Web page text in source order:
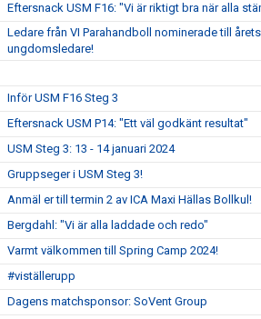
Eftersnack USM F16: "Vi är riktigt bra när alla
Ledare från VI Parahandboll nominerade till årets
ungdomsledare!
Inför USM F16 Steg 3
Eftersnack USM P14: "Ett väl godkänt resultat"
USM Steg 3: 13 - 14 januari 2024
Gruppseger i USM Steg 3!
Anmäl er till termin 2 av ICA Maxi Hällas Bollkul!
Bergdahl: "Vi är alla laddade och redo"
Varmt välkommen till Spring Camp 2024!
#viställerupp
Dagens matchsponsor: SoVent Group